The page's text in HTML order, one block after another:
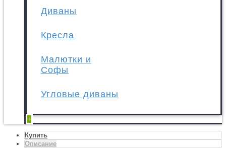
Диваны
Кресла
Малютки и
Софы
Угловые диваны
+
Купить
Описание